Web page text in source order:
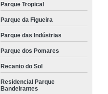
Parque Tropical
Parque da Figueira
Parque das Indústrias
Parque dos Pomares
Recanto do Sol
Residencial Parque
Bandeirantes